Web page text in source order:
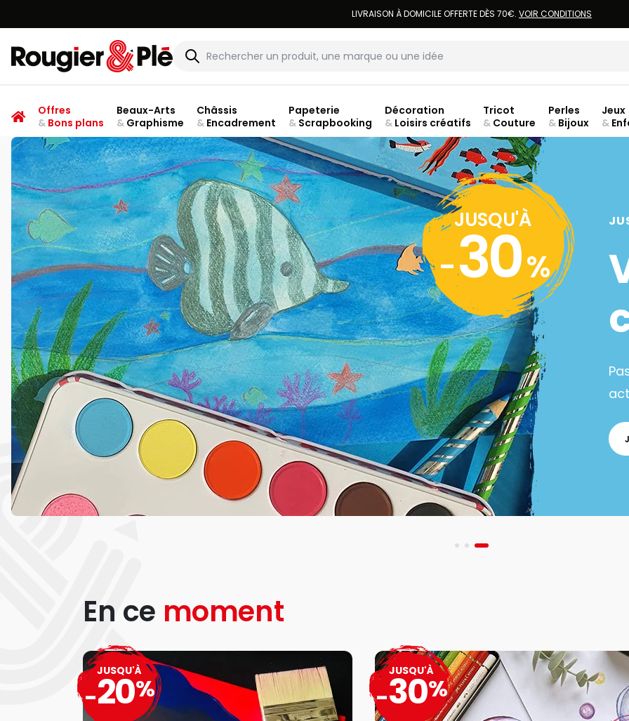
LIVRAISON À DOMICILE OFFERTE DÈS 70€. VOIR CONDITIONS
Rougier & Plé
Offres
&Bons plans
Beaux-Arts
&Graphisme
Châssis
&Encadrement
Papeterie
&Scrapbooking
Décoration
&Loisirs créatifs
Tricot
& Couture
Perles
& Bijoux
Jeux
&
JUSQU'À
-30%
En ce moment
JUSQU'À
-20%
JUSQU'À
-30%